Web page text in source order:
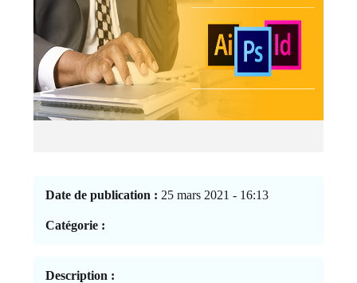
Date de publication : 25 mars 2021 - 16:13
Catégorie :
Description :